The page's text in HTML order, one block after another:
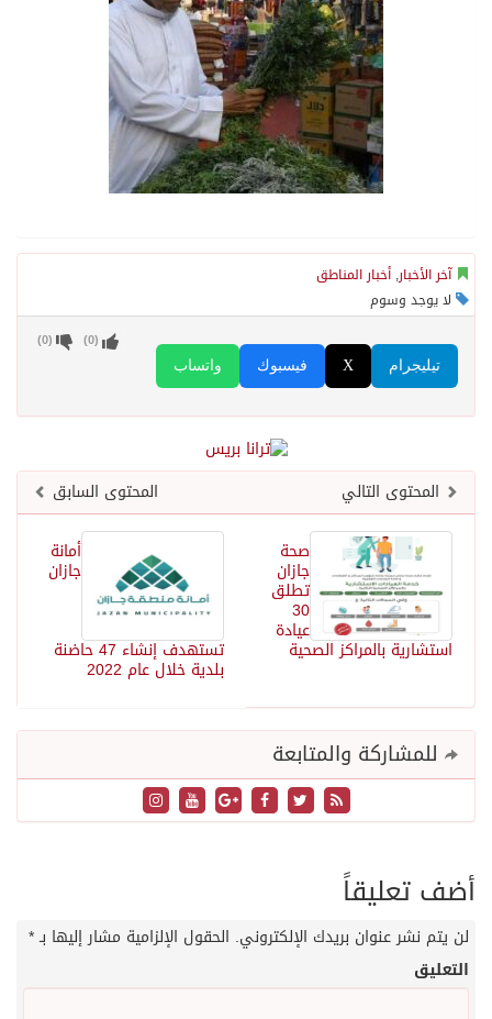
آخر الأخبار, أخبار المناطق
لا يوجد وسوم
واتساب فيسبوك X تيليجرام
(
0
) (
0
)
المحتوى السابق
المحتوى التالي
أمانة
جازان
تستهدف إنشاء 47 حاضنة
بلدية خلال عام 2022
صحة
جازان
تطلق
30
عيادة
استشارية بالمراكز الصحية
للمشاركة والمتابعة
أضف تعليقاً
لن يتم نشر عنوان بريدك الإلكتروني. الحقول الإلزامية مشار إليها بـ*
التعليق